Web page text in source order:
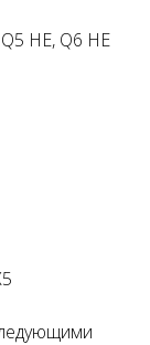
HE, Q6 HE